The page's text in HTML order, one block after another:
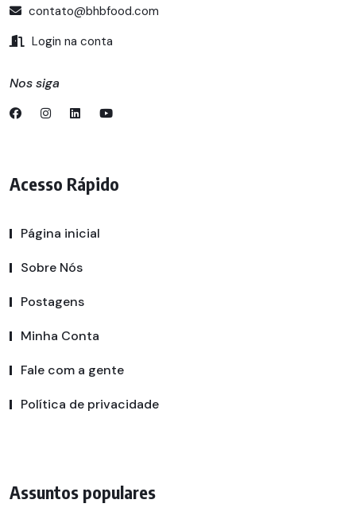
contato@bhbfood.com
Login na conta
Nos siga
Acesso Rápido
Página inicial
Sobre Nós
Postagens
Minha Conta
Fale com a gente
Política de privacidade
Assuntos populares